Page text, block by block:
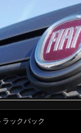
ラックバック